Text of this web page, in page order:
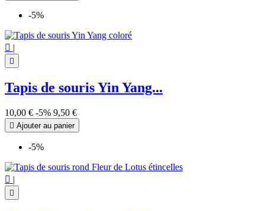
-5%
 |

Tapis de souris Yin Yang...
10,00 € -5% 9,50 €
 Ajouter au panier
-5%
 |
